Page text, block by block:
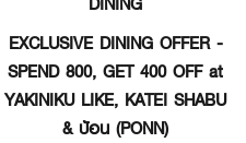
EXCLUSIVE DINING OFFER -
SPEND 800, GET 400 OFF at
YAKINIKU LIKE, KATEI SHABU
& ป้อน (PONN)